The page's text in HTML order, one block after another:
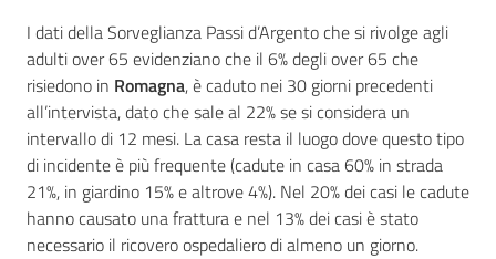
I dati della Sorveglianza Passi d’Argento che si rivolge agli
adulti over 65 evidenziano che il 6% degli over 65 che
risiedono in Romagna, è caduto nei 30 giorni precedenti
all’intervista, dato che sale al 22% se si considera un
intervallo di 12 mesi. La casa resta il luogo dove questo tipo
di incidente è più frequente (cadute in casa 60% in strada
21%, in giardino 15% e altrove 4%). Nel 20% dei casi le cadute
hanno causato una frattura e nel 13% dei casi è stato
necessario il ricovero ospedaliero di almeno un giorno.